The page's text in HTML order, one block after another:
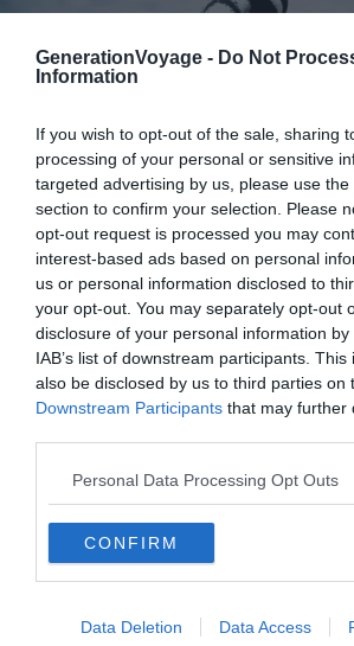
GenerationVoyage - Do Not
Information
If you wish to opt-out of the sale, sharing
processing of your personal or sensitive
targeted advertising by us, please use
section to confirm your selection. Please
opt-out request is processed you may
interest-based ads based on personal
us or personal information disclosed to
your opt-out. You may separately opt-out
disclosure of your personal information
IAB’s list of downstream participants.
also be disclosed by us to third parties on
Downstream Participants that may further
Personal Data Processing Opt Outs
CONFIRM
Data Deletion Data Access
Flickr – Crystian